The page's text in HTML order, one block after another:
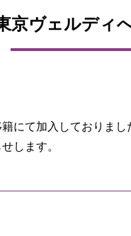
京ヴェルディ
にて加入しておりま
します。